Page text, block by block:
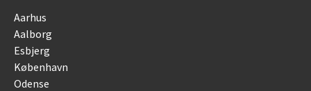
Aarhus
Aalborg
Esbjerg
København
Odense